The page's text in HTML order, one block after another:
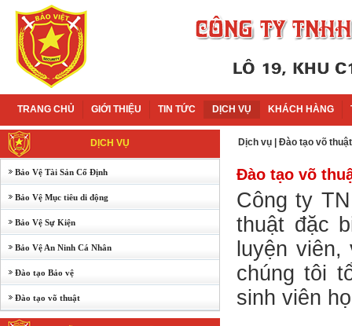
TRANG CHỦ GIỚI THIỆU TIN TỨC DỊCH VỤ KHÁCH HÀNG
DỊCH VỤ
Bảo Vệ Tài Sản Cố Định
Bảo Vệ Mục tiêu di động
Bảo Vệ Sự Kiện
Bảo Vệ An Ninh Cá Nhân
Đào tạo Bảo vệ
Đào tạo võ thuật
Dịch vụ Đào tạo võ thuật
Đào tạo võ
Công ty
thuật đặc
luyện
chúng tôi
sinh viên